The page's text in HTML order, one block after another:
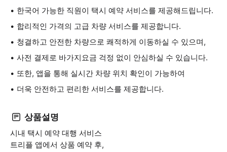
한국어 가능한 직원이 택시 예약 서비스를 제공해드립니다.
합리적인 가격의 고급 차량 서비스를 제공합니다.
청결하고 안전한 차량으로 쾌적하게 이동하실 수 있으며,
사전 결제로 바가지요금 걱정 없이 안심하실 수 있습니다.
또한, 앱을 통해 실시간 차량 위치 확인이 가능하여
더욱 안전하고 편리한 서비스를 제공합니다.
상품설명
시내 택시 예약 대행 서비스
트리플 앱에서 상품 예약 후,